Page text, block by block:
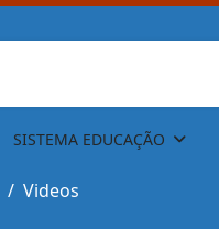
SISTEMA EDUCAÇÃO
Videos